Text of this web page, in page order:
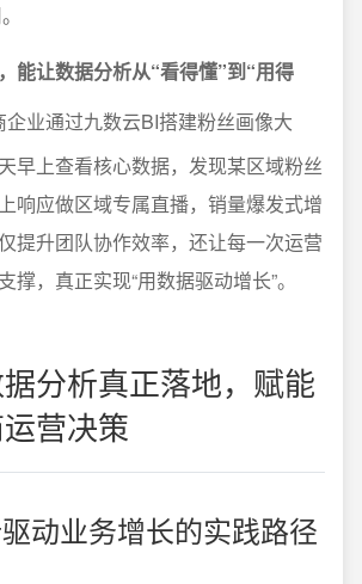
能让数据分析从“看得懂”到“用得
企业通过九数云BI搭建粉丝画像大
早上查看核心数据，发现某区域粉丝
响应做区域专属直播，销量爆发式增
提升团队协作效率，还让每一次运营
撑，真正实现“用数据驱动增长”。
分析真正落地，赋能
营决策
动业务增长的实践路径